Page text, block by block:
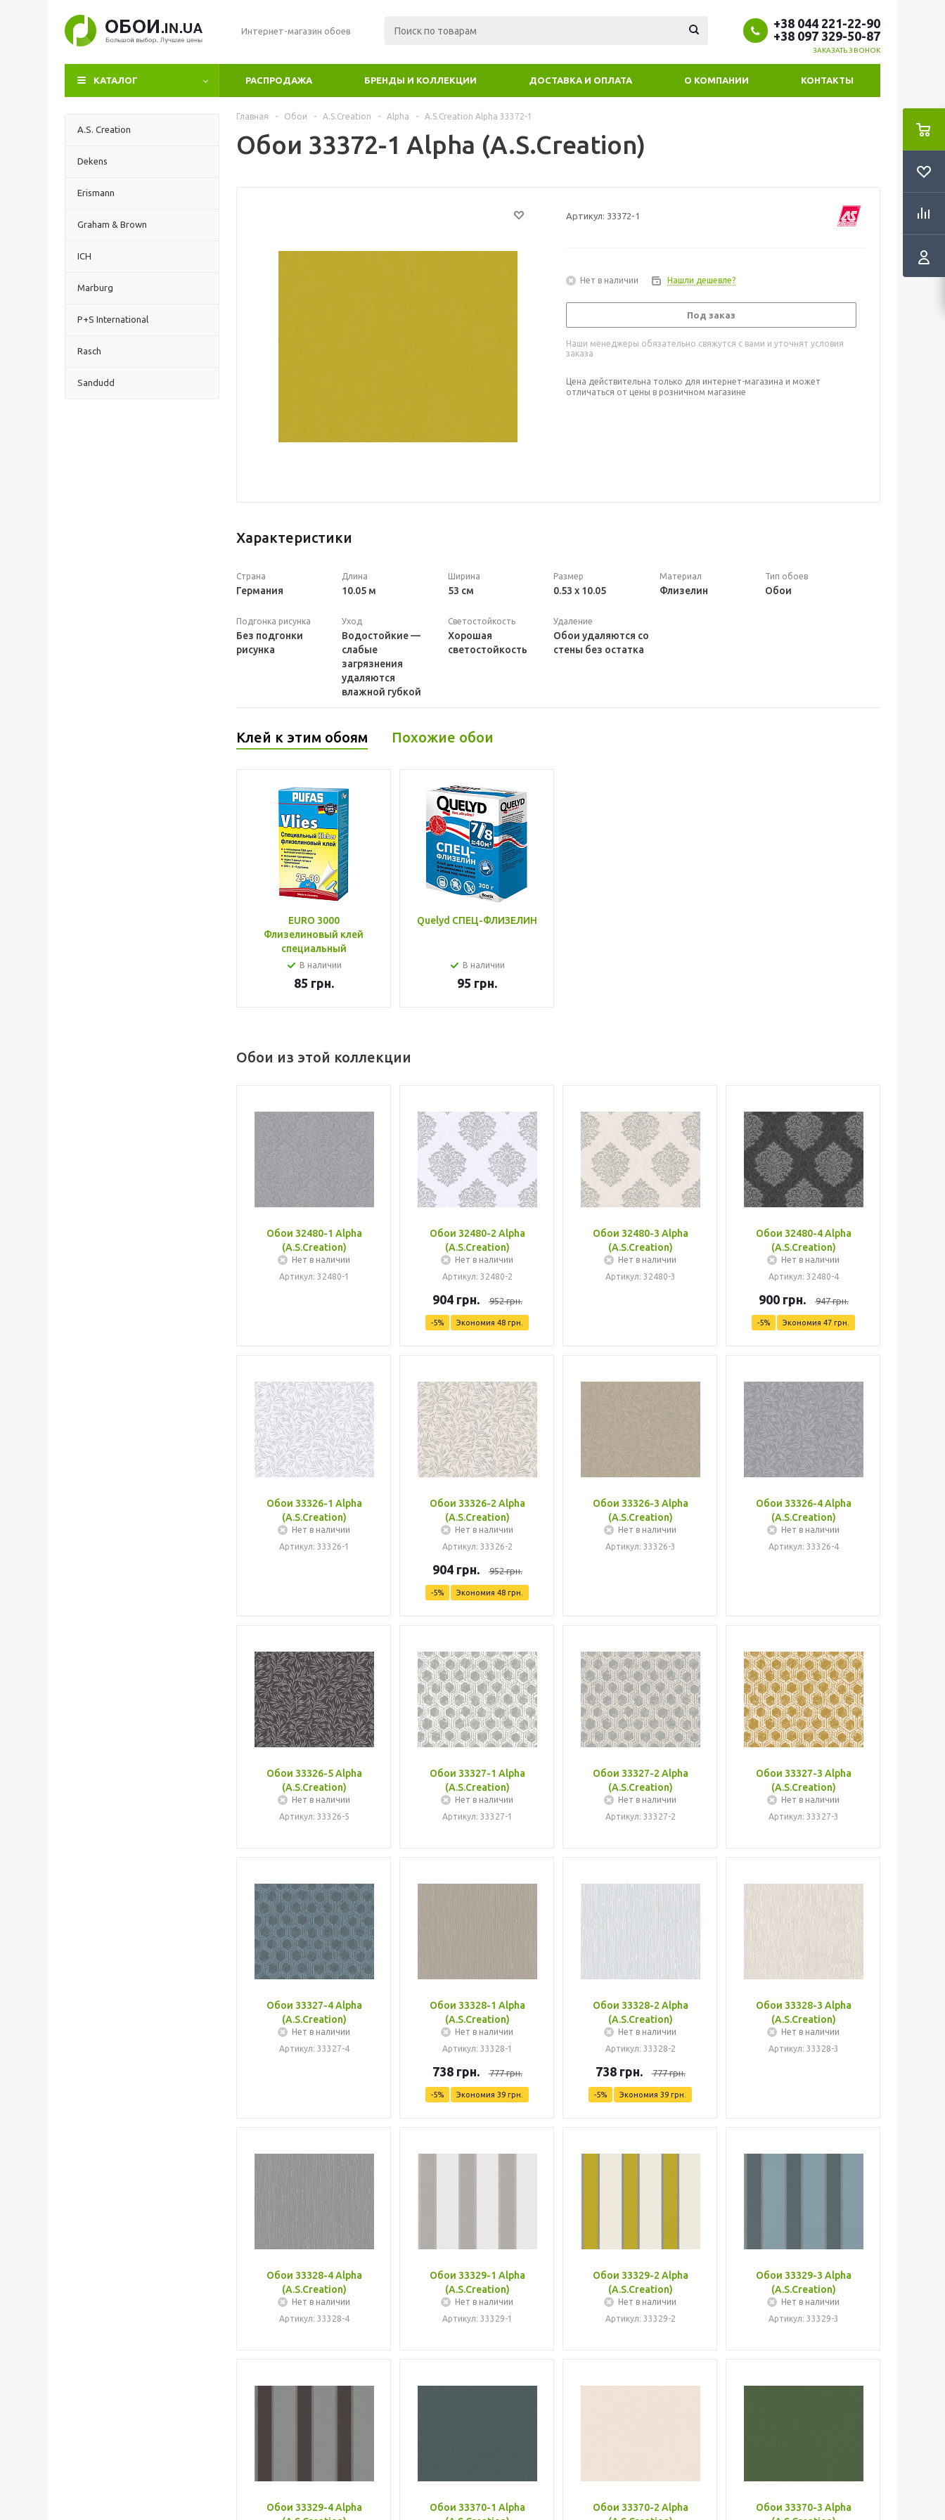
Интернет-магазин обоев
+38 044 221-22-90
+38 097 329-50-87
ЗАКАЗАТЬ ЗВОНОК
КАТАЛОГ РАСПРОДАЖА БРЕНДЫ И КОЛЛЕКЦИИ ДОСТАВКА И ОПЛАТА О КОМПАНИИ КОНТАКТЫ
A.S. Creation
Dekens
Erismann
Graham & Brown
ICH
Marburg
P+S International
Rasch
Sandudd
Главная - Обои - A.S.Creation - Alpha - A.S.Creation Alpha 33372-1
Обои 33372-1 Alpha (A.S.Creation)
Артикул: 33372-1
Нет в наличии Нашли дешевле?
Под заказ
Наши менеджеры обязательно свяжутся с вами и уточнят условия
заказа
Цена действительна только для интернет-магазина и может
отличаться от цены в розничном магазине
Характеристики
Страна
Германия
Длина
10.05 м
Ширина
53 см
Размер
0.53 x 10.05
Материал
Флизелин
Тип обоев
Обои
Подгонка рисунка
Без подгонки
рисунка
Уход
Водостойкие —
слабые
загрязнения
удаляются
влажной губкой
Светостойкость
Хорошая
светостойкость
Удаление
Обои удаляются со
стены без остатка
Клей к этим обоям Похожие обои
EURO 3000
Флизелиновый клей
специальный
В наличии
85 грн.
Quelyd СПЕЦ-ФЛИЗЕЛИН
В наличии
95 грн.
Обои из этой коллекции
Обои 32480-1 Alpha
(A.S.Creation)
Нет в наличии
Артикул: 32480-1
Обои 32480-2 Alpha
(A.S.Creation)
Нет в наличии
Артикул: 32480-2
904грн. 952грн.
-5% Экономия 48 грн.
Обои 32480-3 Alpha
(A.S.Creation)
Нет в наличии
Артикул: 32480-3
Обои 32480-4 Alpha
(A.S.Creation)
Нет в наличии
Артикул: 32480-4
900грн. 947грн.
-5% Экономия 47 грн.
Обои 33326-1 Alpha
(A.S.Creation)
Нет в наличии
Артикул: 33326-1
Обои 33326-2 Alpha
(A.S.Creation)
Нет в наличии
Артикул: 33326-2
904грн. 952грн.
-5% Экономия 48 грн.
Обои 33326-3 Alpha
(A.S.Creation)
Нет в наличии
Артикул: 33326-3
Обои 33326-4 Alpha
(A.S.Creation)
Нет в наличии
Артикул: 33326-4
Обои 33326-5 Alpha
(A.S.Creation)
Нет в наличии
Артикул: 33326-5
Обои 33327-1 Alpha
(A.S.Creation)
Нет в наличии
Артикул: 33327-1
Обои 33327-2 Alpha
(A.S.Creation)
Нет в наличии
Артикул: 33327-2
Обои 33327-3 Alpha
(A.S.Creation)
Нет в наличии
Артикул: 33327-3
Обои 33327-4 Alpha
(A.S.Creation)
Нет в наличии
Артикул: 33327-4
Обои 33328-1 Alpha
(A.S.Creation)
Нет в наличии
Артикул: 33328-1
738грн. 777грн.
-5% Экономия 39 грн.
Обои 33328-2 Alpha
(A.S.Creation)
Нет в наличии
Артикул: 33328-2
738грн. 777грн.
-5% Экономия 39 грн.
Обои 33328-3 Alpha
(A.S.Creation)
Нет в наличии
Артикул: 33328-3
Обои 33328-4 Alpha
(A.S.Creation)
Нет в наличии
Артикул: 33328-4
Обои 33329-1 Alpha
(A.S.Creation)
Нет в наличии
Артикул: 33329-1
Обои 33329-2 Alpha
(A.S.Creation)
Нет в наличии
Артикул: 33329-2
Обои 33329-3 Alpha
(A.S.Creation)
Нет в наличии
Артикул: 33329-3
Обои 33329-4 Alpha
Обои 33370-1 Alpha
Обои 33370-2 Alpha
Обои 33370-3 Alpha